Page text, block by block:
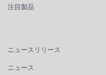
注目製品
ニュースリリース
ニュース